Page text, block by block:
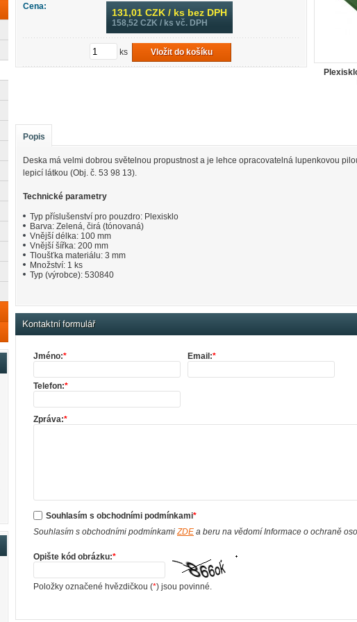
Cena:
131,01 CZK / ks bez DPH
158,52 CZK / ks vč. DPH
ks Vložit do košíku
Popis
Deska má velmi dobrou světelnou propustnost a je lehce opracovatelná lupenkovou
lepicí látkou (Obj. č. 53 98 13).
Technické parametry
Typ příslušenství pro pouzdro: Plexisklo
Barva: Zelená, čirá (tónovaná)
Vnější délka: 100 mm
Vnější šířka: 200 mm
Tloušťka materiálu: 3 mm
Množství: 1 ks
Typ (výrobce): 530840
Kontaktní formulář
Jméno:* Email:*
Telefon:*
Zpráva:*
Souhlasím s obchodními podmínkami*
Souhlasím s obchodními podmínkamiZDE a beru na vědomí Informace o ochraně
Opište kód obrázku:*
Položky označené hvězdičkou (*) jsou povinné.